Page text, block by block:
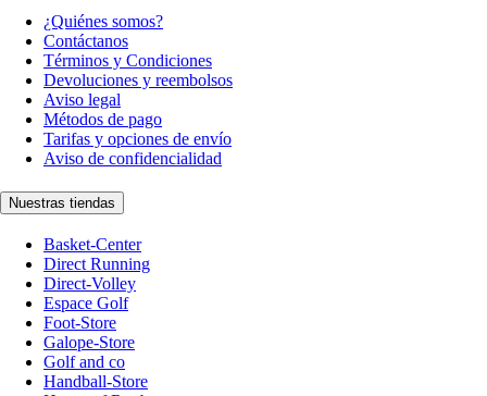
¿Quiénes somos?
Contáctanos
Términos y Condiciones
Devoluciones y reembolsos
Aviso legal
Métodos de pago
Tarifas y opciones de envío
Aviso de confidencialidad
Nuestras tiendas
Basket-Center
Direct Running
Direct-Volley
Espace Golf
Foot-Store
Galope-Store
Golf and co
Handball-Store